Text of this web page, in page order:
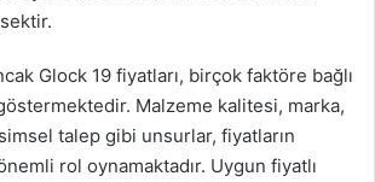
Glock 19 fiyatları, birçok faktöre bağlı
Malzeme kalitesi, marka,
talep gibi unsurlar, fiyatların
rol oynamaktadır. Uygun fiyatlı